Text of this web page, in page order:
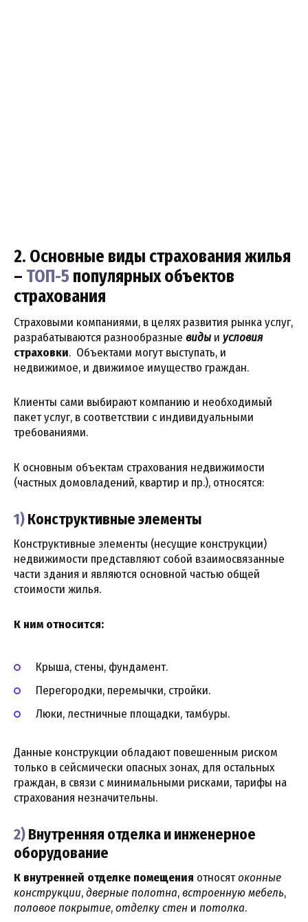
2. Основные виды страхования жилья
– ТОП-5 популярных объектов
страхования
Страховыми компаниями, в целях развития рынка услуг,
разрабатываются разнообразные виды и условия
страховки. Объектами могут выступать, и
недвижимое, и движимое имущество граждан.
Клиенты сами выбирают компанию и необходимый
пакет услуг, в соответствии с индивидуальными
требованиями.
К основным объектам страхования недвижимости
(частных домовладений, квартир и пр.), относятся:
1)Конструктивные элементы
Конструктивные элементы (несущие конструкции)
недвижимости представляют собой взаимосвязанные
части здания и являются основной частью общей
стоимости жилья.
К ним относится:
Крыша, стены, фундамент.
Перегородки, перемычки, стройки.
Люки, лестничные площадки, тамбуры.
Данные конструкции обладают повешенным риском
только в сейсмически опасных зонах, для остальных
граждан, в связи с минимальными рисками, тарифы на
страхования незначительны.
2)Внутренняя отделка и инженерное
оборудование
К внутренней отделке помещения относятоконные
конструкции,дверные полотна,встроенную мебель,
половое покрытие,отделку стен и потолка.